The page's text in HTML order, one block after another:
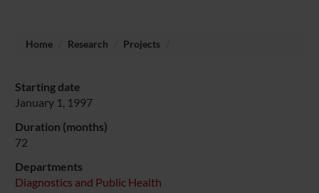
Home Research Projects
Starting date
January 1, 1997
Duration (months)
72
Departments
Diagnostics and Public Health